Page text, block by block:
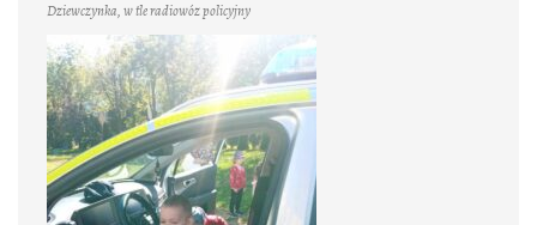
Dziewczynka, w tle radiowóz policyjny